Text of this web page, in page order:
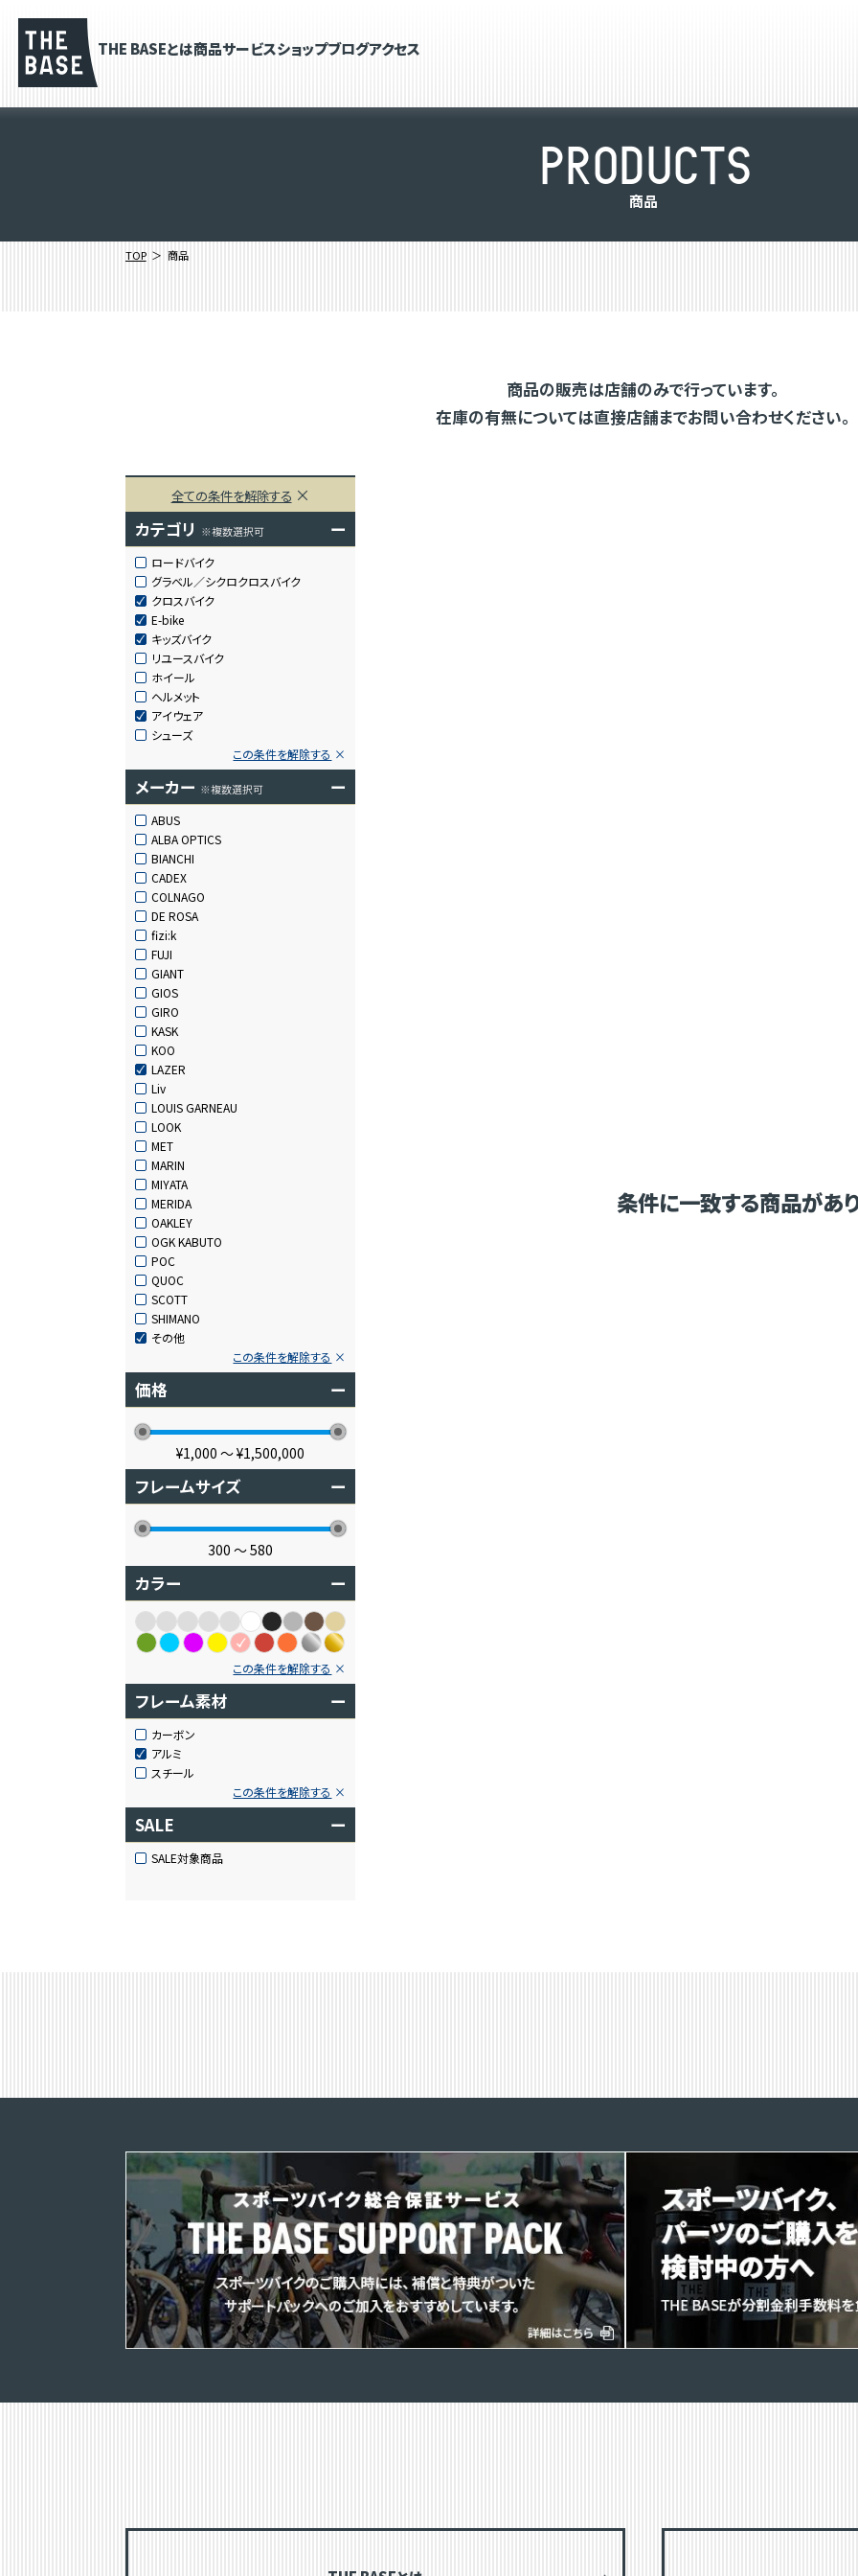
THE BASEとは商品サービスショップブログアクセス
PRODUCTS
商品
TOP 商品
商品の販売は店舗のみで行っています。
在庫の有無については直接店舗までお問い合わせください。
全ての条件を解除する
カテゴリ ※複数選択可 ー
ロードバイク
グラベル／シクロクロスバイク
クロスバイク
E-bike
キッズバイク
リユースバイク
ホイール
ヘルメット
アイウェア
シューズ
この条件を解除する
メーカー ※複数選択可 ー
ABUS
ALBA OPTICS
BIANCHI
CADEX
COLNAGO
DE ROSA
fizi:k
FUJI
GIANT
GIOS
GIRO
KASK
KOO
LAZER
Liv
LOUIS GARNEAU
LOOK
MET
MARIN
MIYATA
MERIDA
OAKLEY
OGK KABUTO
POC
QUOC
SCOTT
SHIMANO
その他
この条件を解除する
価格 ー
¥1,000 〜¥1,500,000
フレームサイズ ー
300 〜580
カラー ー
この条件を解除する
フレーム素材 ー
カーボン
アルミ
スチール
この条件を解除する
SALE ー
SALE対象商品
条件に一致する商品があ